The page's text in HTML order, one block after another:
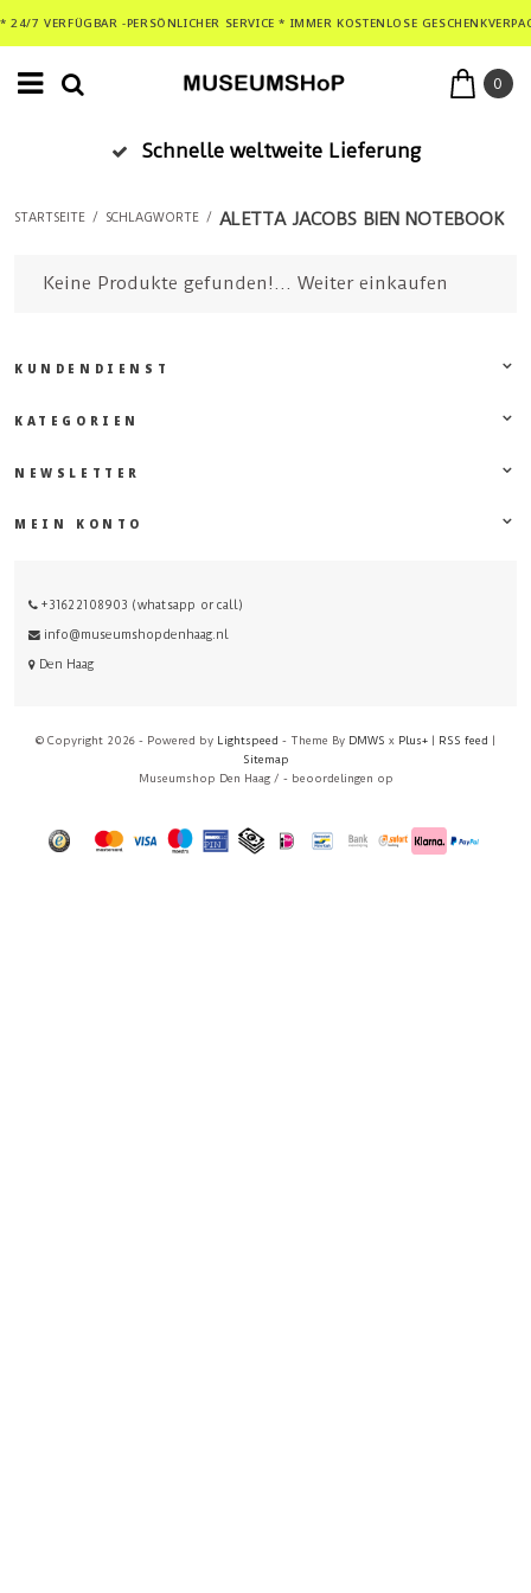
* 24/7 VERFÜGBAR -PERSÖNLICHER SERVICE * IMMER KOSTENLOSE
0
Schnelle weltweite Lieferung
STARTSEITE / SCHLAGWORTE / ALETTA JACOBS BIEN NOTEBOOK
Keine Produkte gefunden!... Weiter einkaufen
KUNDENDIENST
KATEGORIEN
NEWSLETTER
MEIN KONTO
+31622108903 (whatsapp or call)
info@museumshopdenhaag.nl
Den Haag
© Copyright 2026 - Powered by Lightspeed - Theme By DMWS x Plus+ | RSS feed |
Sitemap
Museumshop Den Haag / - beoordelingen op